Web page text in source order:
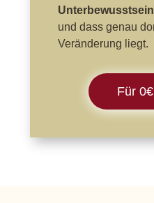
und dass genau
Veränderung liegt.
Für